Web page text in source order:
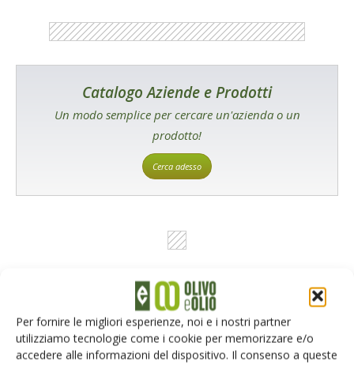
Per fornire le migliori esperienze, noi e i nostri partner
utilizziamo tecnologie come i cookie per memorizzare e/o
accedere alle informazioni del dispositivo. Il consenso a queste
Catalogo Aziende e Prodotti
Un modo semplice per cercare un'azienda o un
prodotto!
Cerca adesso
L'Esperto risponde
I consigli di Terra e Vita agli agricoltori
Cerca adesso